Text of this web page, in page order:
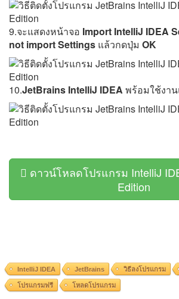
9.จะแสดงหน้าจอ Import IntelliJ IDEA
not import Settings แล้วกดปุ่ม OK
10.JetBrains IntelliJ IDEA พร้อมใช้งา
ดาวน์โหลดโปรแกรม IntelliJ
Edition
IntelliJ IDEA JetBrains วิธีลงโปรแกรม
โปรแกรมฟรี โหลดโปรแกรม